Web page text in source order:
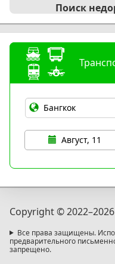
Поиск
Август, 11
Copyright © 2022–2026
Все права защищены.
предварительного
запрещено.